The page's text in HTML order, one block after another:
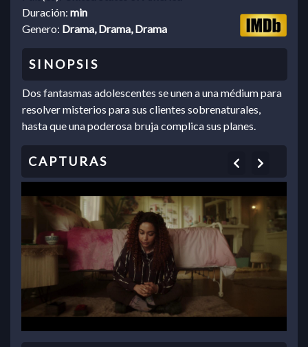
Duración: min
Genero: Drama, Drama, Drama
Dos fantasmas adolescentes se unen a una médium para
resolver misterios para sus clientes sobrenaturales,
hasta que una poderosa bruja complica sus planes.
Previous